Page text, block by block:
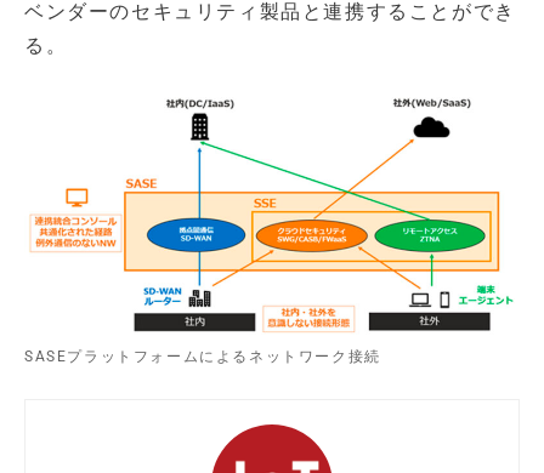
ベンダーのセキュリティ製品と連携することができ
る。
SASEプラットフォームによるネットワーク接続